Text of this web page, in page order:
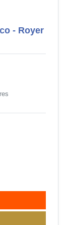
- Royer